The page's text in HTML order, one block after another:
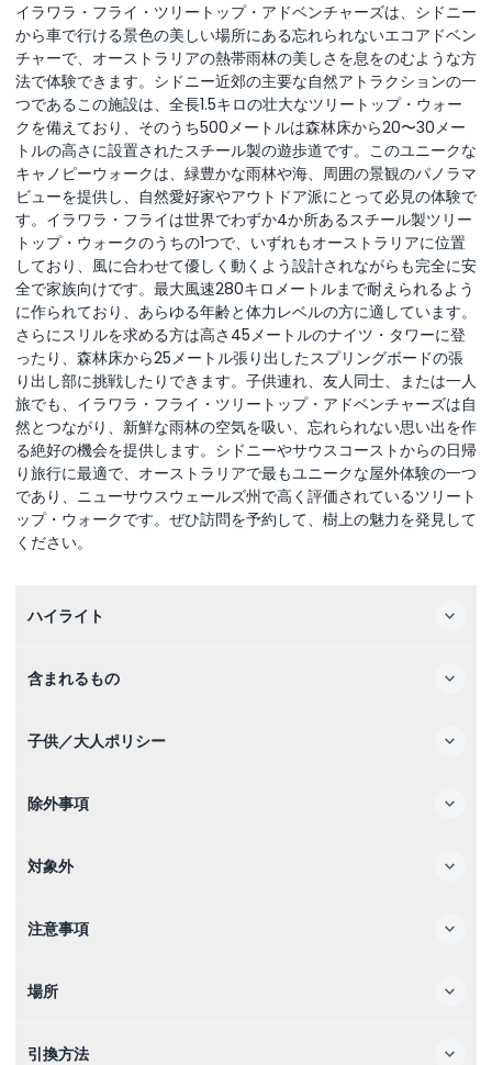
イラワラ・フライ・ツリートップ・アドベンチャーズは、シドニー
から車で行ける景色の美しい場所にある忘れられないエコアドベン
チャーで、オーストラリアの熱帯雨林の美しさを息をのむような方
法で体験できます。シドニー近郊の主要な自然アトラクションの一
つであるこの施設は、全長1.5キロの壮大なツリートップ・ウォー
クを備えており、そのうち500メートルは森林床から20〜30メー
トルの高さに設置されたスチール製の遊歩道です。このユニークな
キャノピーウォークは、緑豊かな雨林や海、周囲の景観のパノラマ
ビューを提供し、自然愛好家やアウトドア派にとって必見の体験で
す。イラワラ・フライは世界でわずか4か所あるスチール製ツリー
トップ・ウォークのうちの1つで、いずれもオーストラリアに位置
しており、風に合わせて優しく動くよう設計されながらも完全に安
全で家族向けです。最大風速280キロメートルまで耐えられるよう
に作られており、あらゆる年齢と体力レベルの方に適しています。
さらにスリルを求める方は高さ45メートルのナイツ・タワーに登
ったり、森林床から25メートル張り出したスプリングボードの張
り出し部に挑戦したりできます。子供連れ、友人同士、または一人
旅でも、イラワラ・フライ・ツリートップ・アドベンチャーズは自
然とつながり、新鮮な雨林の空気を吸い、忘れられない思い出を作
る絶好の機会を提供します。シドニーやサウスコーストからの日帰
り旅行に最適で、オーストラリアで最もユニークな屋外体験の一つ
であり、ニューサウスウェールズ州で高く評価されているツリート
ップ・ウォークです。ぜひ訪問を予約して、樹上の魅力を発見して
ください。
ハイライト
含まれるもの
子供／大人ポリシー
除外事項
対象外
注意事項
場所
引換方法